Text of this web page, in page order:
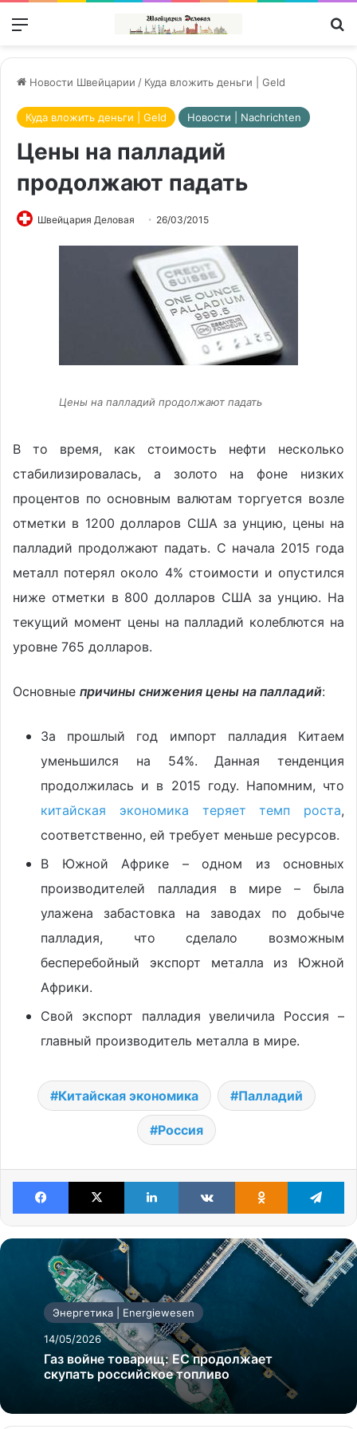
Меню
Новости Швейцарии / Куда вложить деньги | Geld
Куда вложить деньги | Geld Новости | Nachrichten
Цены на палладий
продолжают падать
Швейцария Деловая 26/03/2015
Цены на палладий продолжают падать
В то время, как стоимость нефти несколько
стабилизировалась, а золото на фоне низких
процентов по основным валютам торгуется возле
отметки в 1200 долларов США за унцию, цены на
палладий продолжают падать. С начала 2015 года
металл потерял около 4% стоимости и опустился
ниже отметки в 800 долларов США за унцию. На
текущий момент цены на палладий колеблются на
уровне 765 долларов.
Основные причины снижения цены на палладий:
За прошлый год импорт палладия Китаем
уменьшился на 54%. Данная тенденция
продолжилась и в 2015 году. Напомним, что
китайская экономика теряет темп роста,
соответственно, ей требует меньше ресурсов.
В Южной Африке – одном из основных
производителей палладия в мире – была
улажена забастовка на заводах по добыче
палладия, что сделало возможным
бесперебойный экспорт металла из Южной
Африки.
Свой экспорт палладия увеличила Россия –
главный производитель металла в мире.
Китайская экономика Палладий
Россия
Facebook X LinkedIn VKontakteOdnoklassniki
Энергетика | Energiewesen
14/05/2026
Газ войне товарищ: ЕС продолжает
скупать российское топливо